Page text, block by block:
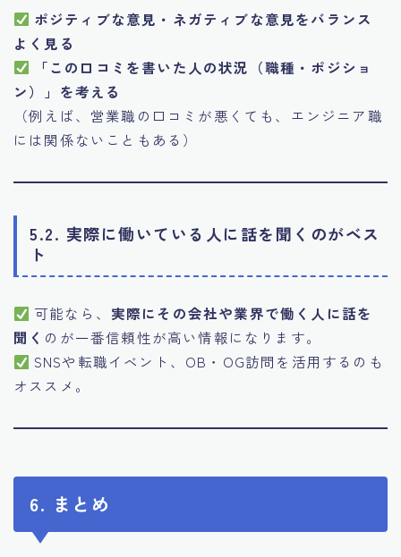
ポジティブな意見・ネガティブな意見をバランス
よく見る
「この口コミを書いた人の状況（職種・ポジショ
ン）」を考える
（例えば、営業職の口コミが悪くても、エンジニア職
には関係ないこともある）
5.2. 実際に働いている人に話を聞くのがベス
ト
可能なら、 実際にその会社や業界で働く人に話を
聞く のが一番信頼性が高い情報になります。
SNSや転職イベント、OB・OG訪問を活用するのも
オススメ。
6. まとめ